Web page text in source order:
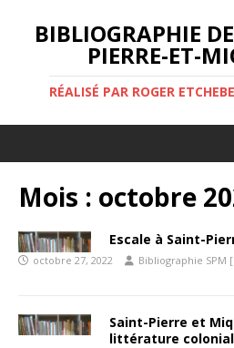
BIBLIOGRAPHIE
PIERRE-ET-
RÉALISÉ PAR ROGER
Mois : octobre
Escale à Saint-
octobre 27, 2022 Bibliographie SPM
Saint-Pierre et
littérature